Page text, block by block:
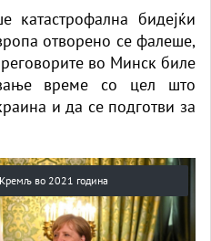
бидејќи
отворено се фалеше,
во Минск биле
време со цел што
и да се подготви за
во 2021 година